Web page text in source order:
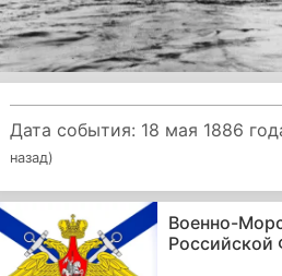
Дата события: 18 мая 1886
назад)
Военно-
Российской